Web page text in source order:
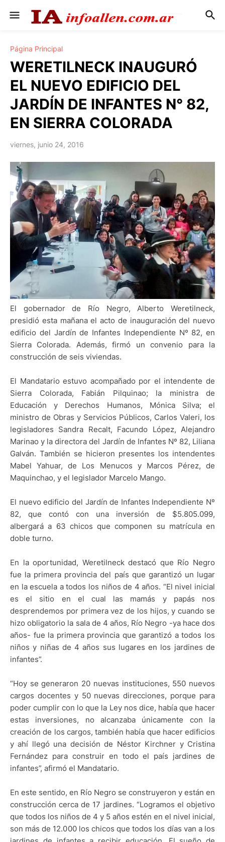
Página Principal
WERETILNECK INAUGURÓ
EL NUEVO EDIFICIO DEL
JARDÍN DE INFANTES N° 82,
EN SIERRA COLORADA
viernes, junio 24, 2016
El gobernador de Río Negro, Alberto Weretilneck,
presidió esta mañana el acto de inauguración del nuevo
edificio del Jardín de Infantes Independiente Nº 82, en
Sierra Colorada. Además, firmó un convenio para la
construcción de seis viviendas.
El Mandatario estuvo acompañado por el intendente de
Sierra Colorada, Fabián Pilquinao; la ministra de
Educación y Derechos Humanos, Mónica Silva; el
ministro de Obras y Servicios Públicos, Carlos Valeri, los
legisladores Sandra Recalt, Facundo López, Alejandro
Marinao y la directora del Jardín de Infantes Nº 82, Liliana
Galván. También se hicieron presentes los intendentes
Mabel Yahuar, de Los Menucos y Marcos Pérez, de
Maquinchao, y el legislador Marcelo Mango.
El nuevo edificio del Jardín de Infantes Independiente Nº
82, que contó con una inversión de $5.805.099,
albergará a 63 chicos que componen su matrícula en
doble turno.
En la oportunidad, Weretilneck destacó que Río Negro
fue la primera provincia del país que garantizó un lugar
en la escuela a todos los niños de 4 años. “El nivel inicial
es el sitio en el cual las mamás y papás nos
desprendemos por primera vez de los hijos, y cuando se
hizo obligatorio la sala de 4 años, Río Negro -ya hace dos
años- fue la primera provincia que garantizó a todos los
niños y niñas de 4 años sus lugares en los jardines de
infantes”.
“Hoy se generaron 20 nuevas instituciones, 550 nuevos
cargos docentes y 50 nuevas direcciones, porque para
poder cumplir con lo que la Ley nos dice, había que hacer
estas inversiones, no alcanzaba únicamente con la
creación de los cargos, también había que hacer edificios
y ahí llegó una decisión de Néstor Kirchner y Cristina
Fernández para construir en todo el país jardines de
infantes”, afirmó el Mandatario.
En este sentido, en Río Negro se construyeron y están en
construcción cerca de 17 jardines. “Logramos el objetivo
que todos los niños de 4 y 5 años estén en el nivel inicial,
son más de 12.000 los chicos que todos los días van a los